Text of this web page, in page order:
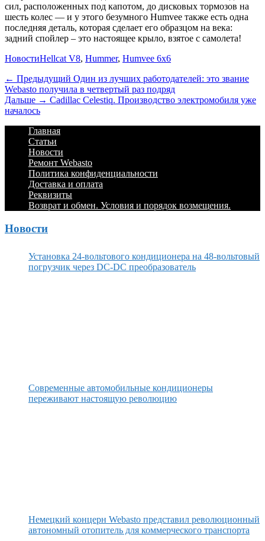
сил, расположенных под капотом, до дисковых тормозов на
шесть колес — и у этого безумного Humvee также есть одна
последняя деталь, которая сделает его образцом на века:
задний спойлер – это настоящее крыло, взятое с самолета!
Категории
НовостиТеги
Hellcat V8, Hummer, Humvee 6x6
Навигация
по
записям
← Предыдущий Предыдущий
Один из лучших работодателей: это звание
Webasto получила в четвертый раз подряд
Дальше → Дальше:
Cadillac Celestiq. Производство электромобиля уже
началось
Footer
Menu
Перейти
содержимому
Главная
Статьи
Новости
Ремонт Webasto
Политика конфиденциальности
Доставка и оплата
Реквизиты
Возврат и обмен. Условия и порядок возмещения.
Новости
Установка 24-вольтового кондиционера на 48-вольтовый
погрузчик через DC-DC преобразователь
Современные автомобильные кондиционеры
переживают настоящую революцию
Немецкий концерн Webasto представил революционный
автономный отопитель для коммерческого транспорта